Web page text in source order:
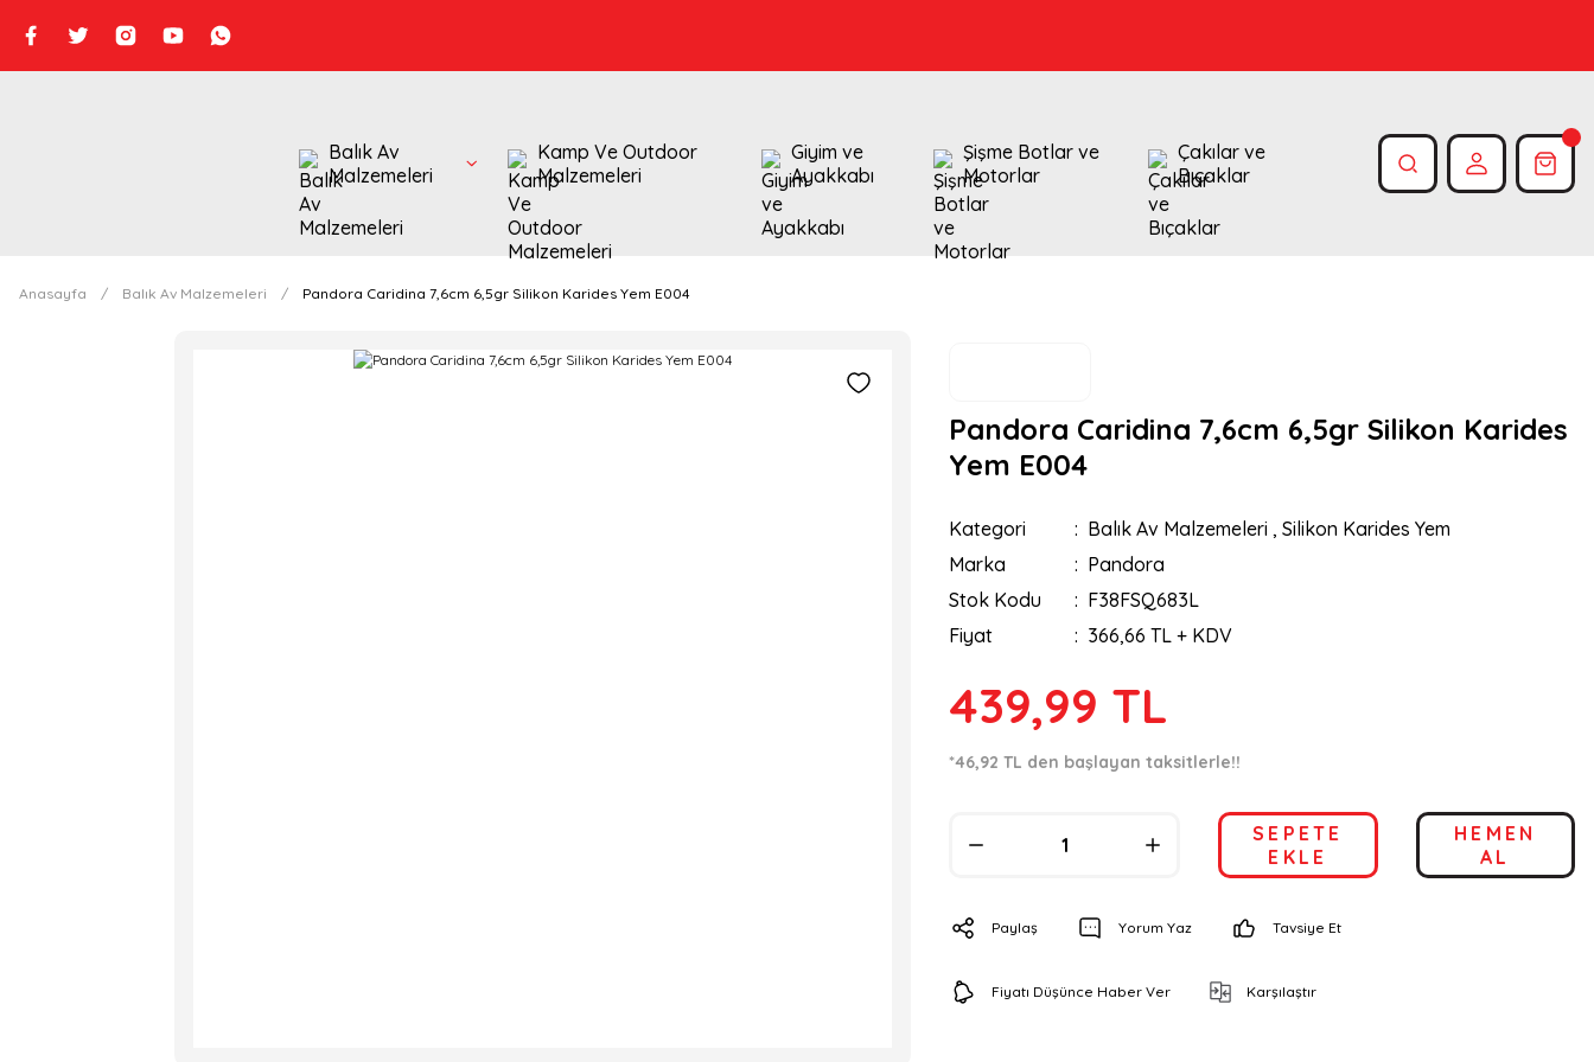
Balık Av
Malzemeleri
Kamp Ve Outdoor
Malzemeleri
Giyim ve
Ayakkabı
Şişme Botlar ve
Motorlar
Çakılar ve
Bıçaklar
Anasayfa Balık Av Malzemeleri Pandora Caridina 7,6cm 6,5gr Silikon Karides Yem E004
Pandora Caridina 7,6cm 6,5gr Silikon Karides
Yem E004
Kategori Balık Av Malzemeleri , Silikon Karides Yem
Marka
Pandora
Stok Kodu
F38FSQ683L
Fiyat
366,66 TL + KDV
439,99 TL
*46,92 TL den başlayan taksitlerle!!
SEPETE
EKLE
HEMEN
AL
Paylaş Yorum Yaz Tavsiye Et
Fiyatı Düşünce Haber Ver Karşılaştır